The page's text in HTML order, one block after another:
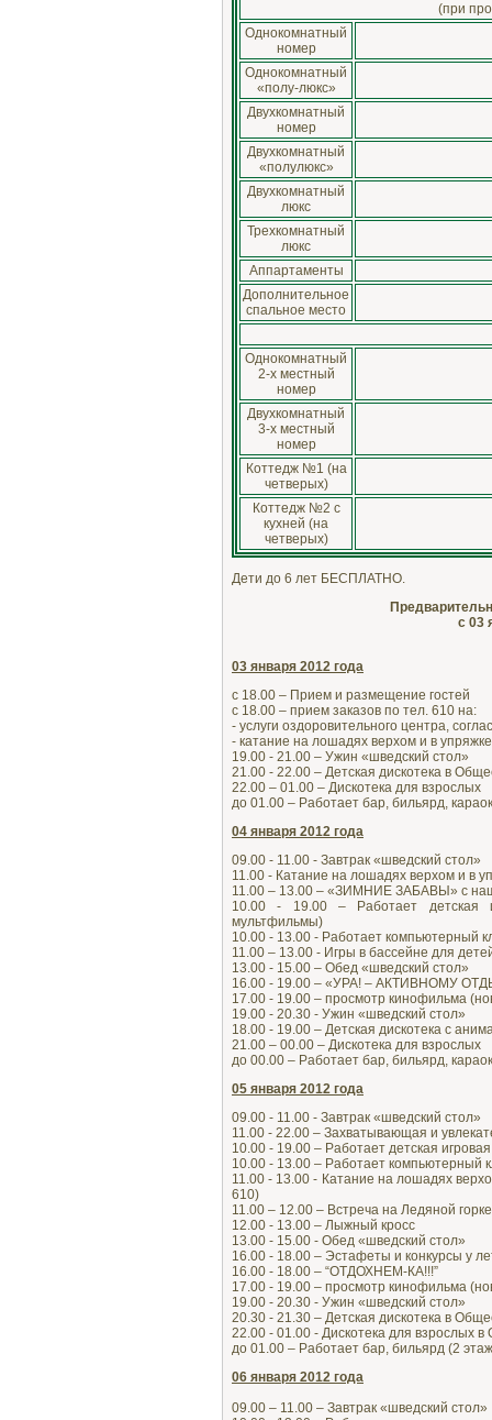
(при
Однокомнатный
номер
Однокомнатный
«полу-люкс»
Двухкомнатный
номер
Двухкомнатный
«полулюкс»
Двухкомнатный
люкс
Трехкомнатный
люкс
Аппартаменты
Дополнительное
спальное место
Однокомнатный
2-х местный
номер
Двухкомнатный
3-х местный
номер
Коттедж №1 (на
четверых)
Коттедж №2 с
кухней (на
четверых)
Дети до 6 лет БЕСПЛАТНО.
с 03
03 января 2012 года
с 18.00 – Прием и размещение гостей
с 18.00 – прием заказов по тел. 610 на:
- услуги оздоровительного центра,
- катание на лошадях верхом и в упряжке
19.00 - 21.00 – Ужин «шведский стол»
21.00 - 22.00 – Детская дискотека в
22.00 – 01.00 – Дискотека для взрослых
до 01.00 – Работает бар, бильярд,
04 января 2012 года
09.00 - 11.00 - Завтрак «шведский стол»
11.00 - Катание на лошадях верхом и в
11.00 – 13.00 – «ЗИМНИЕ ЗАБАВЫ» с
10.00 - 19.00 – Работает детская
мультфильмы)
10.00 - 13.00 - Работает компьютерный
11.00 – 13.00 - Игры в бассейне для
13.00 - 15.00 – Обед «шведский стол»
16.00 - 19.00 – «УРА! – АКТИВНОМУ
17.00 - 19.00 – просмотр кинофильма
19.00 - 20.30 - Ужин «шведский стол»
18.00 - 19.00 – Детская дискотека с
21.00 – 00.00 – Дискотека для взрослых
до 00.00 – Работает бар, бильярд,
05 января 2012 года
09.00 - 11.00 - Завтрак «шведский стол»
11.00 - 22.00 – Захватывающая и
10.00 - 19.00 – Работает детская
10.00 - 13.00 – Работает компьютерный
11.00 - 13.00 - Катание на лошадях
610)
11.00 – 12.00 – Встреча на Ледяной горке
12.00 - 13.00 – Лыжный кросс
13.00 - 15.00 - Обед «шведский стол»
16.00 - 18.00 – Эстафеты и конкурсы у
16.00 - 18.00 – “ОТДОХНЕМ-КА!!!”
17.00 - 19.00 – просмотр кинофильма
19.00 - 20.30 - Ужин «шведский стол»
20.30 - 21.30 – Детская дискотека в
22.00 - 01.00 - Дискотека для взрослых
до 01.00 – Работает бар, бильярд (2
06 января 2012 года
09.00 – 11.00 – Завтрак «шведский стол»